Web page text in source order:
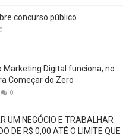
concurso público
0
Marketing Digital funciona, no
Começar do Zero
0
UM NEGÓCIO E TRABALHAR
DE R$ 0,00 ATÉ O LIMITE QUE